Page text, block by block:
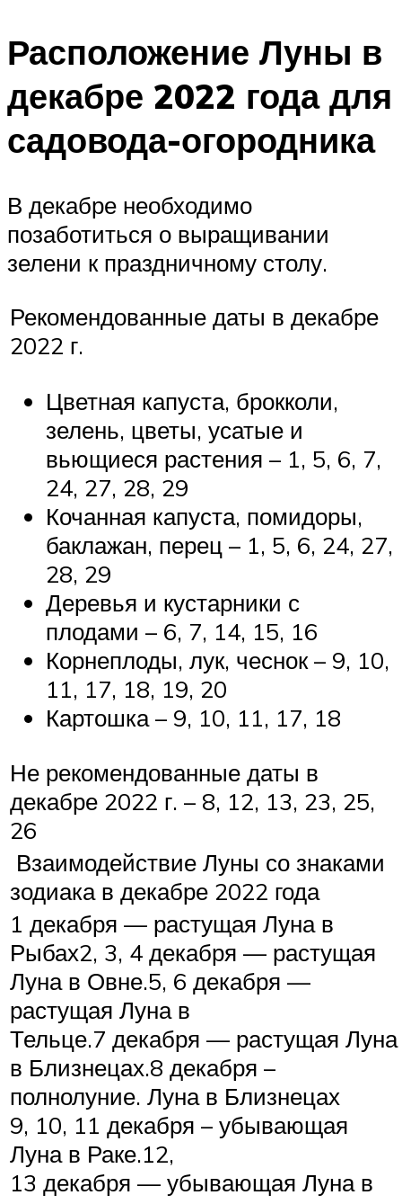
Расположение Луны в
декабре 2022 года для
садовода-огородника
В декабре необходимо
позаботиться о выращивании
зелени к праздничному столу.
Рекомендованные даты в декабре
2022 г.
Цветная капуста, брокколи,
зелень, цветы, усатые и
вьющиеся растения – 1, 5, 6, 7,
24, 27, 28, 29
Кочанная капуста, помидоры,
баклажан, перец – 1, 5, 6, 24, 27,
28, 29
Деревья и кустарники с
плодами – 6, 7, 14, 15, 16
Корнеплоды, лук, чеснок – 9, 10,
11, 17, 18, 19, 20
Картошка – 9, 10, 11, 17, 18
Не рекомендованные даты в
декабре 2022 г. – 8, 12, 13, 23, 25,
26
Взаимодействие Луны со знаками
зодиака в декабре 2022 года
1 декабря — растущая Луна в
Рыбах2, 3, 4 декабря — растущая
Луна в Овне.5, 6 декабря —
растущая Луна в
Тельце.7 декабря — растущая Луна
в Близнецах.8 декабря –
полнолуние. Луна в Близнецах
9, 10, 11 декабря – убывающая
Луна в Раке.12,
13 декабря — убывающая Луна в